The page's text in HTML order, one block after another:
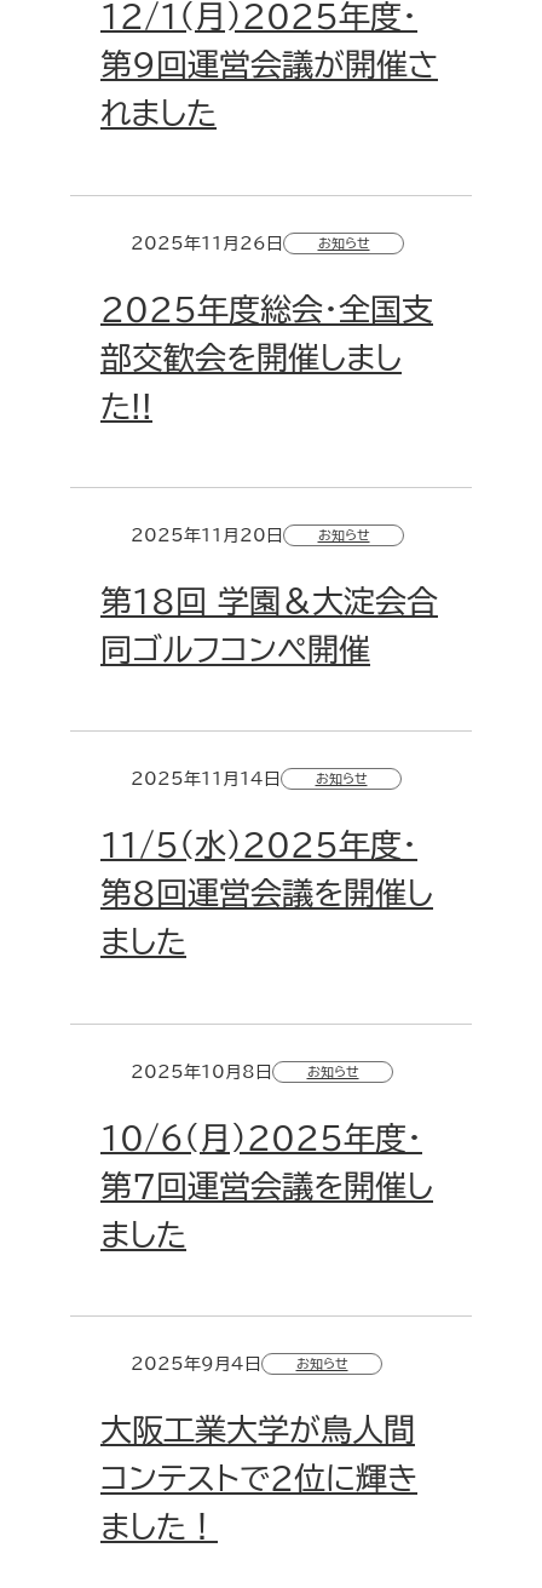
12/1(月)2025年度・
第9回運営会議が開催さ
れました
2025年11月26日 お知らせ
2025年度総会・全国支
部交歓会を開催しまし
た!!
2025年11月20日 お知らせ
第18回 学園＆大淀会合
同ゴルフコンペ開催
2025年11月14日 お知らせ
11/5(水)2025年度・
第8回運営会議を開催し
ました
2025年10月8日 お知らせ
10/6(月)2025年度・
第7回運営会議を開催し
ました
2025年9月4日 お知らせ
大阪工業大学が鳥人間
コンテストで2位に輝き
ました！